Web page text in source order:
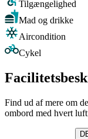
Tilgængelighed
Mad og drikke
Aircondition
Cykel
Find ud af mere om
ombord med hvert